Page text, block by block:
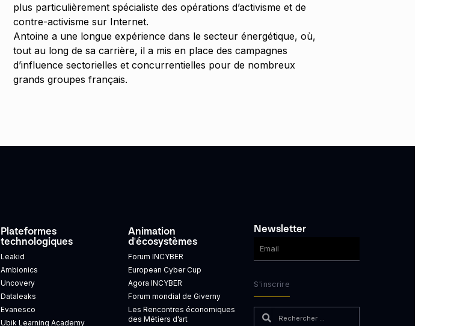
plus particulièrement spécialiste des opérations d’activisme et de
contre-activisme sur Internet.
Antoine a une longue expérience dans le secteur énergétique, où,
tout au long de sa carrière, il a mis en place des campagnes
d’influence sectorielles et concurrentielles pour de nombreux
grands groupes français.
Plateformes
technologiques
Leakid
Ambionics
Uncovery
Dataleaks
Evanesco
Ubik Learning Academy
Animation
d'écosystèmes
Forum INCYBER
European Cyber Cup
Agora INCYBER
Forum mondial de Giverny
Les Rencontres économiques
des Métiers d’art
Newsletter
S'inscrire